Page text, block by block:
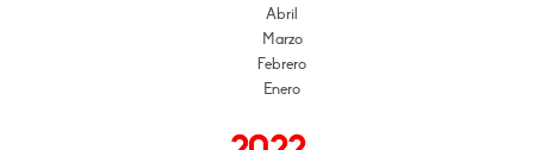
Abril
Marzo
Febrero
Enero